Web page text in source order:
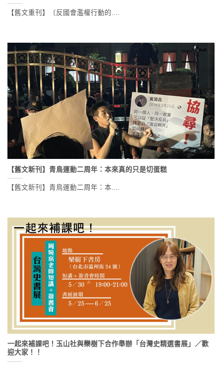
【舊文重刊】〔反國會濫權行動的....
【舊文新刊】青鳥運動二周年：本來真的只是切蛋糕
【舊文新刊】青鳥運動二周年：本....
一起來補課吧！玉山社與欒樹下合作舉辦「台灣史精選書展」／歡
迎大家！！